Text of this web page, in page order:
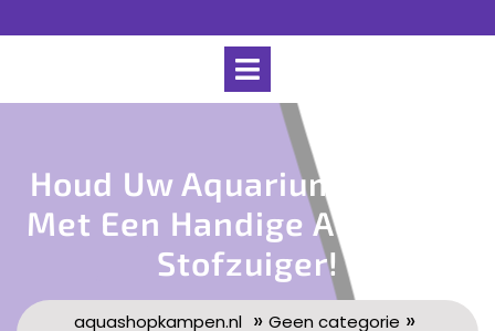
Open
Houd Uw Aquarium Schoon
Met Een Handige Aquarium
Stofzuiger!
aquashopkampen.nl » Geen categorie »